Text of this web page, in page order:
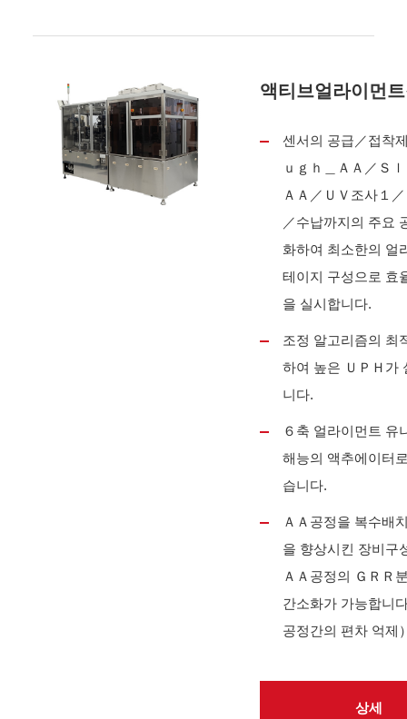
액티브얼라이먼
센서의 공급／접착
ｕｇｈ＿ＡＡ／Ｓ
ＡＡ／ＵＶ조사１
／수납까지의 주요
화하여 최소한의 얼
테이지 구성으로 효
을 실시합니다.
조정 알고리즘의 최
하여 높은 ＵＰＨ가
니다.
６축 얼라이먼트 유
해능의 액추에이터
습니다.
ＡＡ공정을 복수배
을 향상시킨 장비구
ＡＡ공정의 ＧＲＲ
간소화가 가능합
공정간의 편차 억제
상세